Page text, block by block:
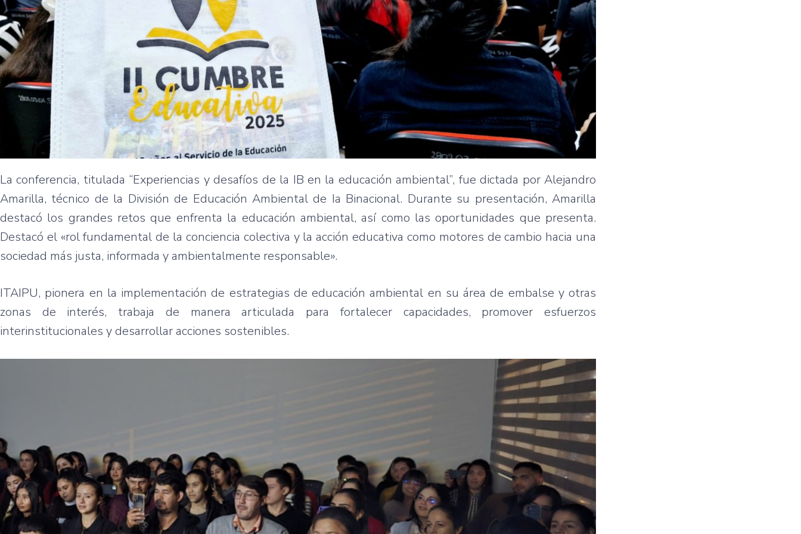
La conferencia, titulada “Experiencias y desafíos de la IB en la educación ambiental”, fue dictada por Alejandro
Amarilla, técnico de la División de Educación Ambiental de Ia Binacional. Durante su presentación, Amarilla
destacó los grandes retos que enfrenta la educación ambiental, así como las oportunidades que presenta.
Destacó el «rol fundamental de la conciencia colectiva y la acción educativa como motores de cambio hacia una
sociedad más justa, informada y ambientalmente responsable».
ITAIPU, pionera en la implementación de estrategias de educación ambiental en su área de embalse y otras
zonas de interés, trabaja de manera articulada para fortalecer capacidades, promover esfuerzos
interinstitucionales y desarrollar acciones sostenibles.